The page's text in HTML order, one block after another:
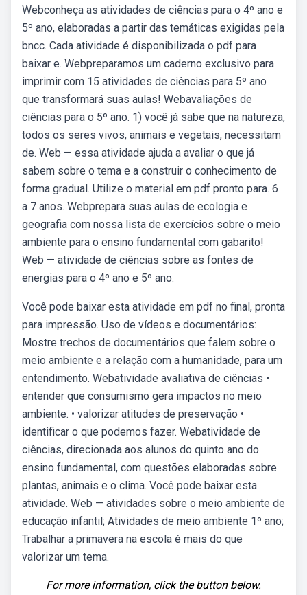
Webconheça as atividades de ciências para o 4º ano e
5º ano, elaboradas a partir das temáticas exigidas pela
bncc. Cada atividade é disponibilizada o pdf para
baixar e. Webpreparamos um caderno exclusivo para
imprimir com 15 atividades de ciências para 5º ano
que transformará suas aulas! Webavaliações de
ciências para o 5º ano. 1) você já sabe que na natureza,
todos os seres vivos, animais e vegetais, necessitam
de. Web — essa atividade ajuda a avaliar o que já
sabem sobre o tema e a construir o conhecimento de
forma gradual. Utilize o material em pdf pronto para. 6
a 7 anos. Webprepara suas aulas de ecologia e
geografia com nossa lista de exercícios sobre o meio
ambiente para o ensino fundamental com gabarito!
Web — atividade de ciências sobre as fontes de
energias para o 4º ano e 5º ano.
Você pode baixar esta atividade em pdf no final, pronta
para impressão. Uso de vídeos e documentários:
Mostre trechos de documentários que falem sobre o
meio ambiente e a relação com a humanidade, para um
entendimento. Webatividade avaliativa de ciências •
entender que consumismo gera impactos no meio
ambiente. • valorizar atitudes de preservação •
identificar o que podemos fazer. Webatividade de
ciências, direcionada aos alunos do quinto ano do
ensino fundamental, com questões elaboradas sobre
plantas, animais e o clima. Você pode baixar esta
atividade. Web — atividades sobre o meio ambiente de
educação infantil; Atividades de meio ambiente 1º ano;
Trabalhar a primavera na escola é mais do que
valorizar um tema.
For more information, click the button below.